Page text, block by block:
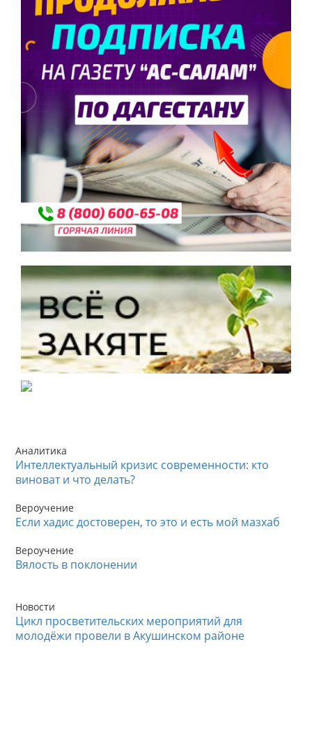
Аналитика
Интеллектуальный кризис современности: кто
виноват и что делать?
Вероучение
Если хадис достоверен, то это и есть мой мазхаб
Вероучение
Вялость в поклонении
Новости
Цикл просветительских мероприятий для
молодёжи провели в Акушинском районе